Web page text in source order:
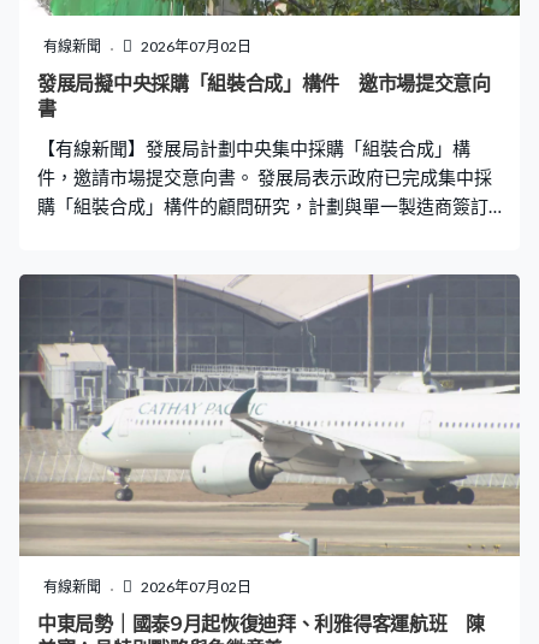
對周圍行人，尤其是女性，以肩膀用力碰撞並離開，似乎
專挑觀光客或看似較弱勢的對象下手，而另一名同黨則在
後方「觀賞」。主人公隨後步行上前，再回身與「撞人
黨」正面撞上，隨即以強硬語氣用韓文質問：「為甚麼一
「Sorry（對不起）」，低聲
有線新聞 2026年07月02日
發展局擬中央採購「組裝合成」構件 邀市場提交意向
書
【有線新聞】發展局計劃中央集中採購「組裝合成」構
件，邀請市場提交意向書。 發展局表示政府已完成集中採
購「組裝合成」構件的顧問研究，計劃與單一製造商簽訂
將在各參與工程項目的核准工程預算內，依各項目所需的
「組裝合成」構件數量，預留採購費用，以承擔此中央集
中採購計劃的支出。
有線新聞 2026年07月02日
中東局勢｜國泰9月起恢復迪拜、利雅得客運航班 陳